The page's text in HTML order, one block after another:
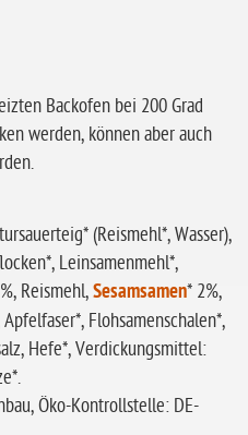
Backofen bei 200 Grad
werden, können aber auch
(Reismehl*, Wasser),
Leinsamenmehl*,
Reismehl,Sesamsamen* 2%,
Flohsamenschalen*,
Hefe*, Verdickungsmittel:
Öko-Kontrollstelle: DE-